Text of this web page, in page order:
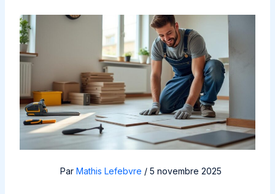
Par Mathis Lefebvre / 5 novembre 2025